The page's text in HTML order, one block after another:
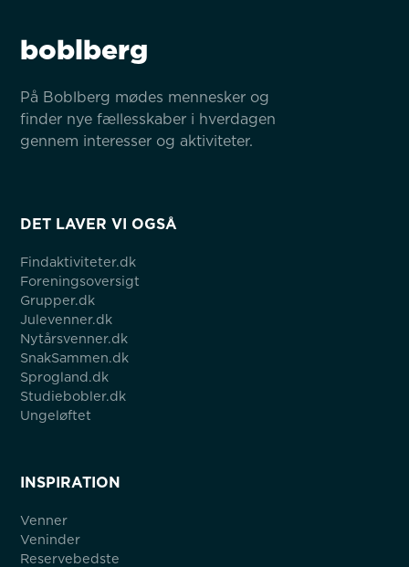
boblberg
På Boblberg mødes mennesker og
finder nye fællesskaber i hverdagen
gennem interesser og aktiviteter.
DET LAVER VI OGSÅ
Findaktiviteter.dk
Foreningsoversigt
Grupper.dk
Julevenner.dk
Nytårsvenner.dk
SnakSammen.dk
Sprogland.dk
Studiebobler.dk
Ungeløftet
INSPIRATION
Venner
Veninder
Reservebedste